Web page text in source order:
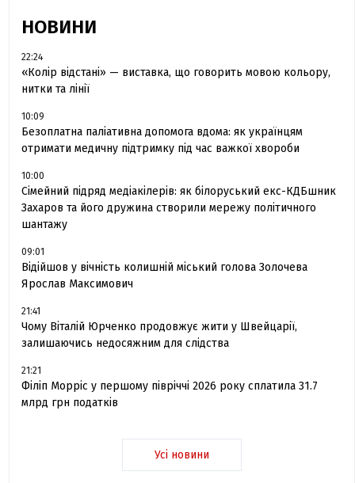
НОВИНИ
22:24
«Колір відстані» — виставка, що говорить мовою кольору,
нитки та лінії
10:09
Безоплатна паліативна допомога вдома: як українцям
отримати медичну підтримку під час важкої хвороби
10:00
Сімейний підряд медіакілерів: як білоруський екс-КДБшник
Захаров та його дружина створили мережу політичного
шантажу
09:01
Відійшов у вічність колишній міський голова Золочева
Ярослав Максимович
21:41
Чому Віталій Юрченко продовжує жити у Швейцарії,
залишаючись недосяжним для слідства
21:21
Філіп Морріс у першому півріччі 2026 року сплатила 31.7
млрд грн податків
Усі новини